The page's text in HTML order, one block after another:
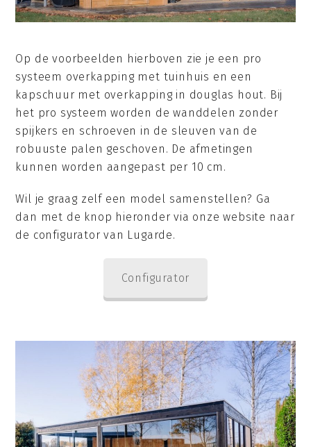
Op de voorbeelden hierboven zie je een pro
systeem overkapping met tuinhuis en een
kapschuur met overkapping in douglas hout. Bij
het pro systeem worden de wanddelen zonder
spijkers en schroeven in de sleuven van de
robuuste palen geschoven. De afmetingen
kunnen worden aangepast per 10 cm.
Wil je graag zelf een model samenstellen? Ga
dan met de knop hieronder via onze website naar
de configurator van Lugarde.
Configurator